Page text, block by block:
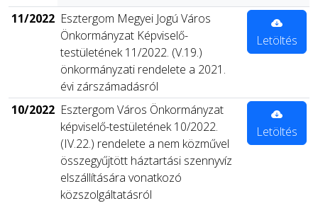
11/2022 Esztergom Megyei Jogú Város
Önkormányzat Képviselő-
testületének 11/2022. (V.19.)
önkormányzati rendelete a 2021.
évi zárszámadásról
Letöltés
10/2022 Esztergom Város Önkormányzat
képviselő-testületének 10/2022.
(IV.22.) rendelete a nem közművel
összegyűjtött háztartási szennyvíz
elszállítására vonatkozó
közszolgáltatásról
Letöltés